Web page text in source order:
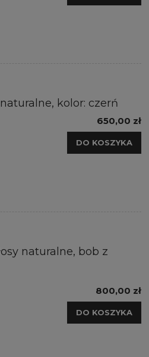
kolor: czerń
650,00 zł
DO KOSZYKA
naturalne, bob z
800,00 zł
DO KOSZYKA